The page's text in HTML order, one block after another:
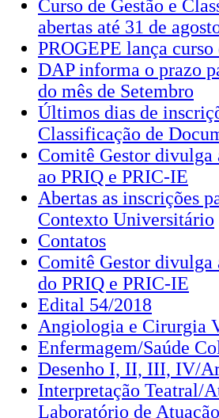
Curso de Gestão e
abertas até 31 de
PROGEPE lança
DAP informa o prazo
do mês de Setembro
Últimos dias de
Classificação de
Comitê Gestor divulga
ao PRIQ e PRIC-IE
Abertas as inscrições
Contexto Universitário
Contatos
Comitê Gestor divulga
do PRIQ e PRIC-IE
Edital 54/2018
Angiologia e Cirurgia
Enfermagem/Saúde
Desenho I, II, III, IV/
Interpretação Teatral/
Laboratório de Atuação